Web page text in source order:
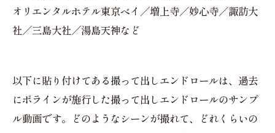
オリエンタルホテル東京べイ／増上寺／妙心寺／諏訪大
社／三島大社／湯島天神など
以下に貼り付けてある撮って出しエンドロールは、過去
にポラインが施行した撮って出しエンドロールのサンプ
ル動画です。どのようなシーンが撮れて、どれくらいの